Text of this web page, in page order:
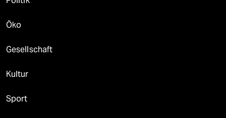
Öko
Gesellschaft
Kultur
Sport